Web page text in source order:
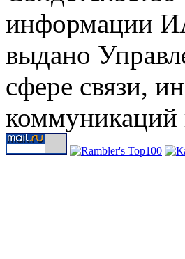
информации
выдано
сфере связи,
коммуникаций